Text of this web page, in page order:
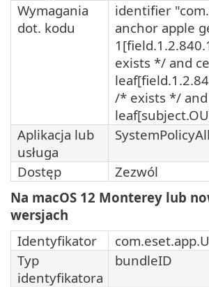
Wymagania
dot. kodu
identifier
anchor apple
exists */ and
/* exists */
Aplikacja lub
usługa
Dostęp
Zezwól
Na macOS 12 Monterey lub
wersjach
Identyfikator
Typ
identyfikatora
bundleID